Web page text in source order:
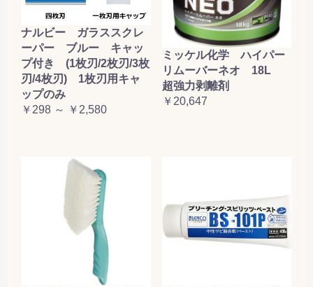
ナルビー ガラススクレ
ーパー ブルー キャッ
プ付き (1枚刃/2枚刃/3枚
刃/4枚刃) 1枚刃用キャ
ップのみ
￥298 ～ ￥2,580
ミッケル化学 ハイパー
リムーバーネオ 18L
超強力剥離剤
￥20,647